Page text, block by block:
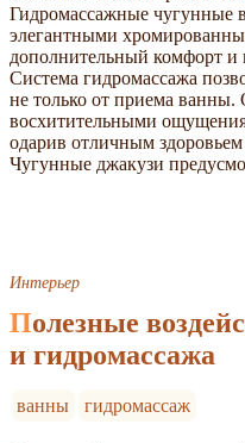
Гидромассажные чугунные
элегантными
дополнительный комфорт
Система гидромассажа
не только от приема ванны.
восхитительными
одарив отличным
Чугунные джакузи
Интерьер
Полезные воздействия турецкой бани
и гидромассажа
ванны гидромассаж